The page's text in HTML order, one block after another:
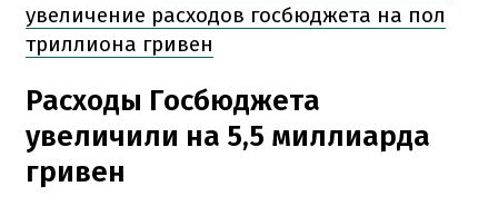
увеличение расходов госбюджета на пол
триллиона гривен
Расходы Госбюджета
увеличили на 5,5 миллиарда
гривен